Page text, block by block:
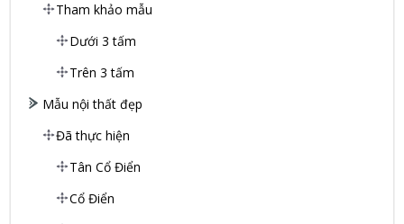
Tham khảo mẫu
Dưới 3 tấm
Trên 3 tấm
Mẫu nội thất đẹp
Đã thực hiện
Tân Cổ Điển
Cổ Điển